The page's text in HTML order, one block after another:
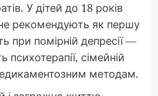
У дітей до 18 років
рекомендують як першу
при помірній депресії —
психотерапії, сімейній
методам.